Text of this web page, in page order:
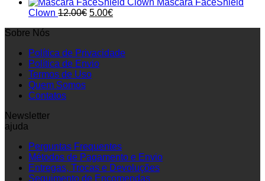
Máscara FaceShield
Clown 12.00€ Original
5.00€Current
Sobre Nós
Política de Privacidade
Política de Envio
Termos de Uso
Quem Somos
Contatos
Newsletter
ajuda
Perguntas Frequentes
Métodos de Pagamento e Envio
Entregas, Trocas e Devoluções
Seguimento de Encomendas